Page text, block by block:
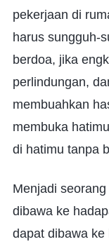
pekerjaan di
harus sungguh-
berdoa, jika
perlindungan,
membuahkan
membuka
di hatimu tanpa
Menjadi
dibawa ke
dapat dibawa ke